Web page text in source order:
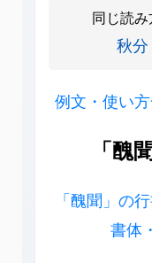
同じ読
秋分
例文・使い
「醜
「醜聞」の
書体